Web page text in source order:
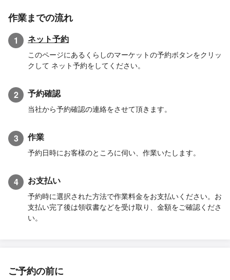
作業までの流れ
1 ネット予約
このページにあるくらしのマーケットの予約ボタンをクリッ
クして ネット予約をしてください。
2 予約確認
当社から予約確認の連絡をさせて頂きます。
3 作業
予約日時にお客様のところに伺い、作業いたします。
4 お支払い
予約時に選択された方法で作業料金をお支払いください。お
支払い完了後は領収書などを受け取り、金額をご確認くださ
い。
ご予約の前に